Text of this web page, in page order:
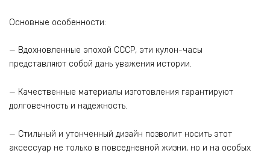
Основные особенности:
— Вдохновленные эпохой СССР, эти кулон-часы
представляют собой дань уважения истории.
— Качественные материалы изготовления гарантируют
долговечность и надежность.
— Стильный и утонченный дизайн позволит носить этот
аксессуар не только в повседневной жизни, но и на особых